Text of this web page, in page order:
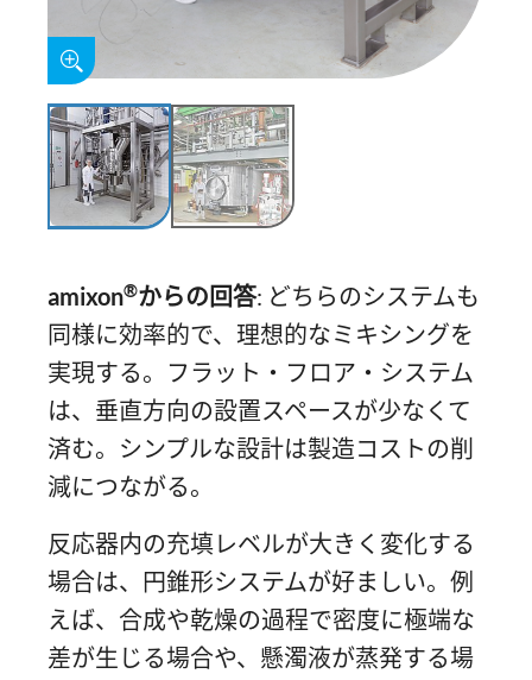
amixon®からの回答: どちらのシステムも
同様に効率的で、理想的なミキシングを
実現する。フラット・フロア・システム
は、垂直方向の設置スペースが少なくて
済む。シンプルな設計は製造コストの削
減につながる。
反応器内の充填レベルが大きく変化する
場合は、円錐形システムが好ましい。例
えば、合成や乾燥の過程で密度に極端な
差が生じる場合や、懸濁液が蒸発する場